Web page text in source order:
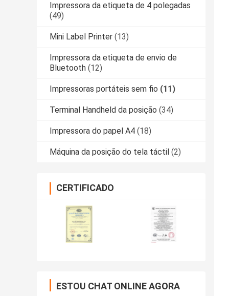
Impressora da etiqueta de 4 polegadas
(49)
Mini Label Printer (13)
Impressora da etiqueta de envio de
Bluetooth (12)
Impressoras portáteis sem fio (11)
Terminal Handheld da posição (34)
Impressora do papel A4 (18)
Máquina da posição do tela táctil (2)
CERTIFICADO
ESTOU CHAT ONLINE AGORA